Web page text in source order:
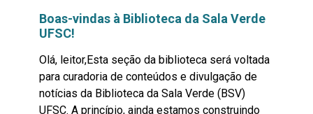
Boas-vindas à Biblioteca da Sala Verde
UFSC!
Olá, leitor,Esta seção da biblioteca será voltada
para curadoria de conteúdos e divulgação de
notícias da Biblioteca da Sala Verde (BSV)
UFSC. A princípio, ainda estamos construindo